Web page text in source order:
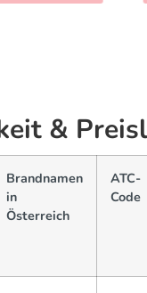
&
Brandnamen
in
Österreich
ATC-
Code